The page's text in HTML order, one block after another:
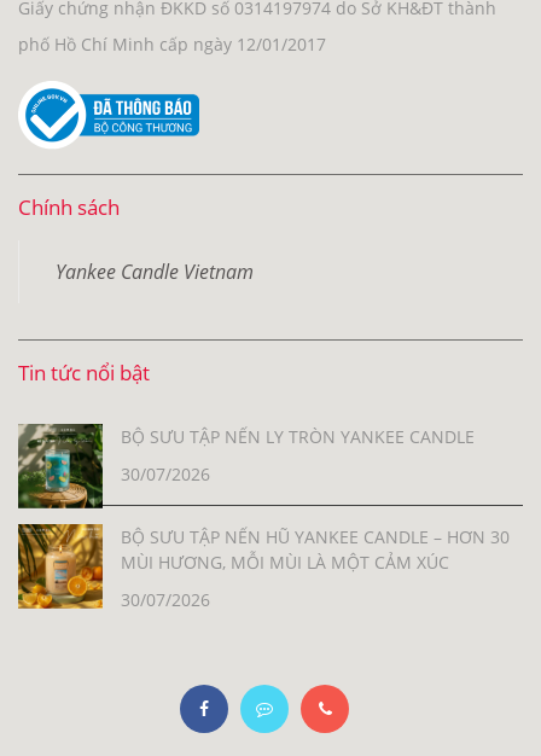
Giấy chứng nhận ĐKKD số 0314197974 do Sở KH&ĐT thành
phố Hồ Chí Minh cấp ngày 12/01/2017
Chính sách
Yankee Candle Vietnam
Tin tức nổi bật
BỘ SƯU TẬP NẾN LY TRÒN YANKEE CANDLE
30/07/2026
BỘ SƯU TẬP NẾN HŨ YANKEE CANDLE – HƠN 30
MÙI HƯƠNG, MỖI MÙI LÀ MỘT CẢM XÚC
30/07/2026